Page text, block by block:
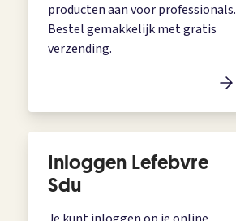
producten aan voor professionals.
Bestel gemakkelijk met gratis
verzending.
Inloggen Lefebvre
Sdu